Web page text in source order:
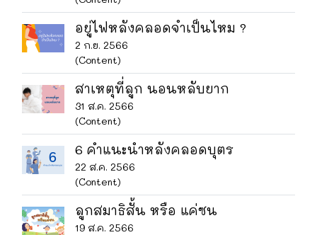
อยู่ไฟหลังคลอดจำเป็นไหม ?
2 ก.ย. 2566
(Content)
สาเหตุที่ลูก นอนหลับยาก
31 ส.ค. 2566
(Content)
6 คำแนะนำหลังคลอดบุตร
22 ส.ค. 2566
(Content)
ลูกสมาธิสั้น หรือ แค่ซน
19 ส.ค. 2566